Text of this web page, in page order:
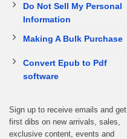
Do Not Sell My Personal
Information
Making A Bulk Purchase
Convert Epub to Pdf
software
Sign up to receive emails and get
first dibs on new arrivals, sales,
exclusive content, events and